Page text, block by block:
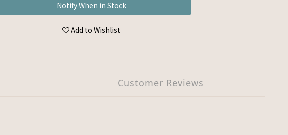
Notify When in Stock
Add to Wishlist
Customer Reviews